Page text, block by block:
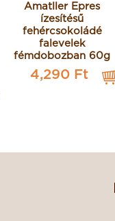
Amatller Epres
ízesítésű
fehércsokoládé
falevelek
fémdobozban 60g
4,290 Ft